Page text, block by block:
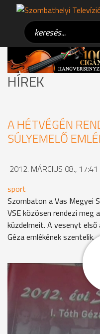
HÍREK
A HÉTVÉGÉN
SÚLYEMELŐ
2012. MÁRCIUS 08., 17:41
sport
Szombaton a Vas Megyei
VSE közösen rendezi meg
küzdelmeit. A vesenyt
Géza emlékének szentelik.
Az idei esztendő egyik
súlyemelőversenyét, a
Szombathelyen a
erőfelmérőn már nem
tavaly elhunyt Tóth Géza.